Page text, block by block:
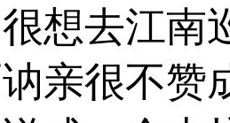
想去江南
亲很不赞